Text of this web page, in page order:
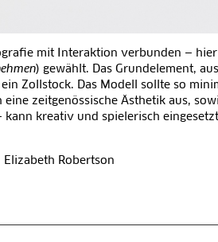
mit Interaktion verbunden — hier
) gewählt. Das Grundelement,
Zollstock. Das Modell sollte so
zeitgenössische Ästhetik aus,
kann kreativ und spielerisch
Elizabeth Robertson